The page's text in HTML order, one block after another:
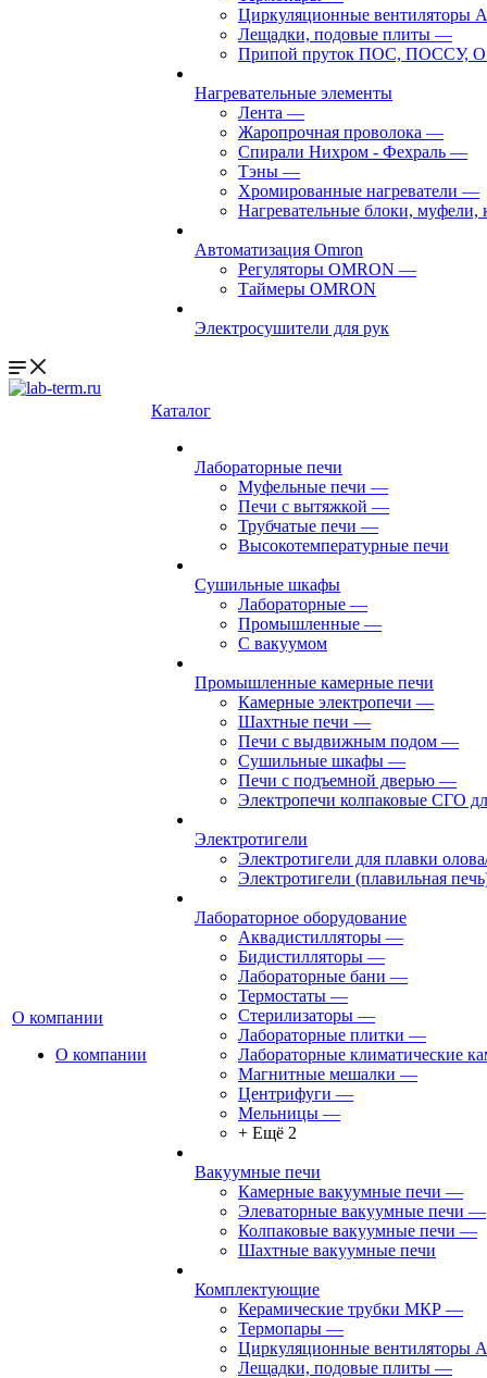
Циркуляционные вентиляторы
Лещадки, подовые плиты —
Припой пруток ПОС, ПОССУ,
Нагревательные элементы
Лента —
Жаропрочная проволока —
Спирали Нихром - Фехраль —
Тэны —
Хромированные нагреватели —
Нагревательные блоки, муфели,
Автоматизация Omron
Регуляторы OMRON —
Таймеры OMRON
Электросушители для рук
О компании
О компании
Каталог
Лабораторные печи
Муфельные печи —
Печи с вытяжкой —
Трубчатые печи —
Высокотемпературные печи
Сушильные шкафы
Лабораторные —
Промышленные —
С вакуумом
Промышленные камерные печи
Камерные электропечи —
Шахтные печи —
Печи с выдвижным подом —
Сушильные шкафы —
Печи с подъемной дверью —
Электропечи колпаковые СГО
Электротигели
Электротигели для плавки
Электротигели (плавильная
Лабораторное оборудование
Аквадистилляторы —
Бидистилляторы —
Лабораторные бани —
Термостаты —
Стерилизаторы —
Лабораторные плитки —
Лабораторные климатические
Магнитные мешалки —
Центрифуги —
Мельницы —
+ Ещё 2
Вакуумные печи
Камерные вакуумные печи —
Элеваторные вакуумные печи —
Колпаковые вакуумные печи —
Шахтные вакуумные печи
Комплектующие
Керамические трубки МКР —
Термопары —
Циркуляционные вентиляторы
Лещадки, подовые плиты —